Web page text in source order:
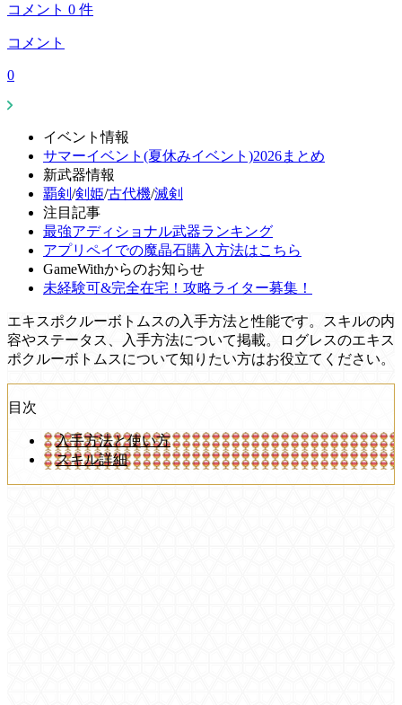
コメント 0 件
コメント
0
イベント情報
サマーイベント(夏休みイベント)2026まとめ
新武器情報
覇剣 /剣姫/古代機/滅剣
注目記事
最強アディショナル武器ランキング
アプリペイでの魔晶石購入方法はこちら
GameWithからのお知らせ
未経験可&完全在宅！攻略ライター募集！
エキスポクルーボトムスの入手方法と性能です。スキルの内
容やステータス、入手方法について掲載。ログレスのエキス
ポクルーボトムスについて知りたい方はお役立てください。
目次
入手方法と使い方
スキル詳細